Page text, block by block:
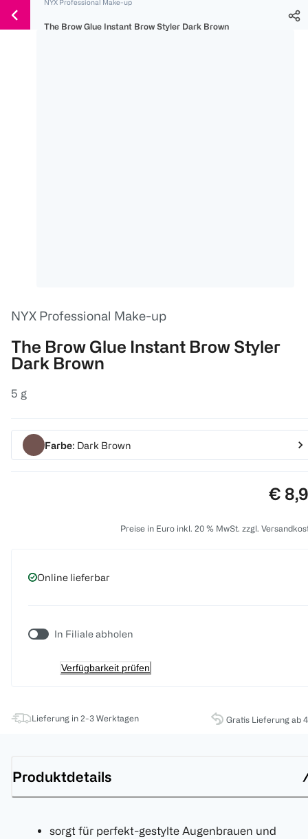
150 Ös
300 Ös
500 Ös
Weiter
zum
NYX Professional Make-up
The Brow Glue Instant Brow Styler Dark Brown
NYX Professional Make-up
The Brow Glue Instant Brow Styler
Dark Brown
5 g
Farbe: Dark Brown
€
Preise in Euro inkl. 20 % MwSt. zzgl.
Online lieferbar
In Filiale abholen
Verfügbarkeit prüfen
Lieferung in 2-3 Werktagen Gratis Lieferung ab
Produktdetails
sorgt für perfekt-gestylte Augenbrauen und